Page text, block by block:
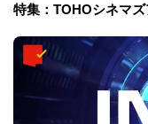
特集：TOHOシネマ